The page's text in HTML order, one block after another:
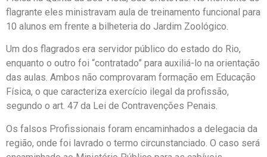
flagrante eles ministravam aula de treinamento funcional para
10 alunos em frente a bilheteria do Jardim Zoológico.
Um dos flagrados era servidor público do estado do Rio,
enquanto o outro foi “contratado” para auxiliá-lo na orientação
das aulas. Ambos não comprovaram formação em Educação
Física, o que caracteriza exercício ilegal da profissão,
segundo o art. 47 da Lei de Contravenções Penais.
Os falsos Profissionais foram encaminhados a delegacia da
região, onde foi lavrado o termo circunstanciado. O caso será